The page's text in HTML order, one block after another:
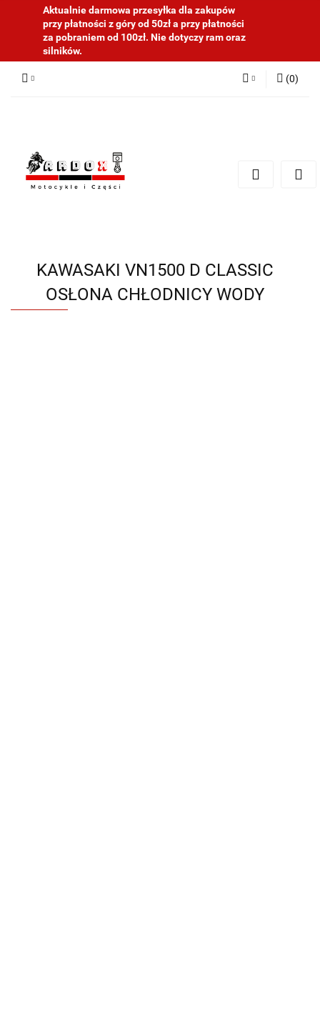
Aktualnie darmowa przesyłka dla zakupów
przy płatności z góry od 50zł a przy płatności
za pobraniem od 100zł. Nie dotyczy ram oraz
silników.
(0)
KAWASAKI VN1500 D CLASSIC
OSŁONA CHŁODNICY WODY